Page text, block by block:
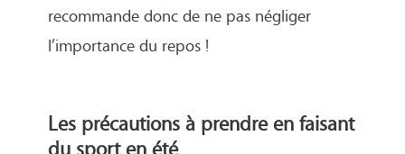
recommande donc de ne pas négliger
l’importance du repos !
Les précautions à prendre en faisant